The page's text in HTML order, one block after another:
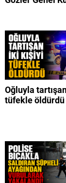
Oğluyla
tüfekle öldürdü